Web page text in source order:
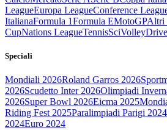
LeagueEuropa LeagueConference
ItalianaFormula 1Formula EMotoGPAltri
CupNations LeagueTennisSciVolley
Speciali
Mondiali 2026Roland Garros 2026
2026Scudetto Inter 2026Olimpiadi
2026Super Bowl 2026Eicma 2025
Riding Fest 2025Paralimpiadi Parigi 2024
2024Euro 2024